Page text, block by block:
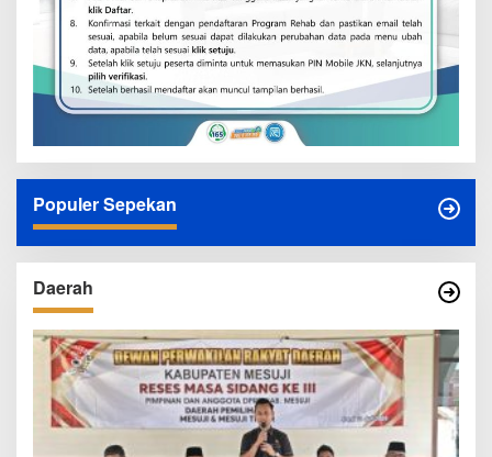
Populer Sepekan
Daerah